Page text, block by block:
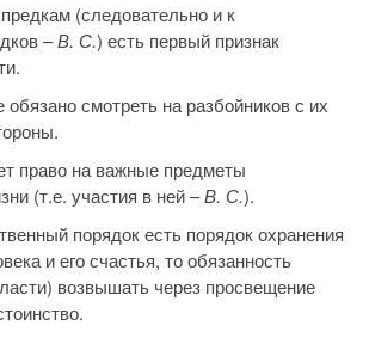
(следовательно и к
–В. С.) есть первый признак
обязано смотреть на разбойников с их
право на важные предметы
(т.е. участия в ней –В. С.).
порядок есть порядок охранения
и его счастья, то обязанность
возвышать через просвещение